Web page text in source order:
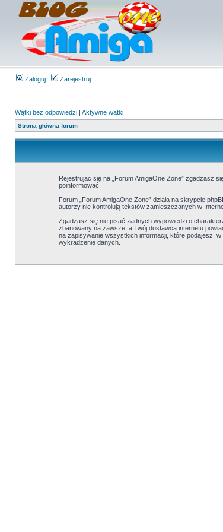
Zaloguj Zarejestruj
Wątki bez odpowiedzi | Aktywne wątki
Strona główna forum
Rejestrując się na „Forum AmigaOne Zone” zgadzasz
poinformować.
Forum „Forum AmigaOne Zone” działa na skrypcie
autorzy nie kontrolują tekstów zamieszczanych w
Zgadzasz się nie pisać żadnych wypowiedzi o
zbanowany na zawsze, a Twój dostawca internetu
na zapisywanie wszystkich informacji, które podajesz, w
wykradzenie danych.